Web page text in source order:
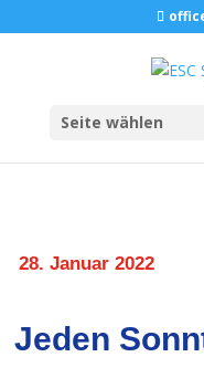
Seite wählen
28. Januar 2022
Jeden